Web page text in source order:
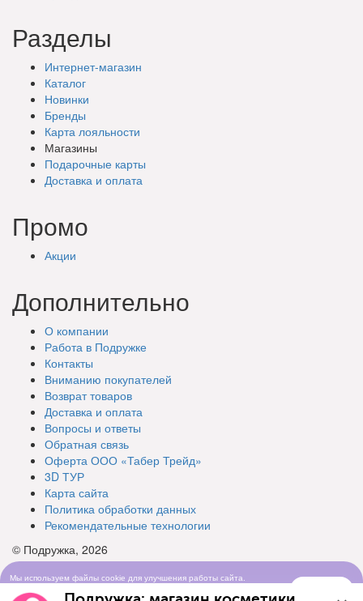
Разделы
Интернет-магазин
Каталог
Новинки
Бренды
Карта лояльности
Магазины
Подарочные карты
Доставка и оплата
Промо
Акции
Дополнительно
О компании
Работа в Подружке
Контакты
Вниманию покупателей
Возврат товаров
Доставка и оплата
Вопросы и ответы
Обратная связь
Оферта ООО «Табер Трейд»
3D ТУР
Карта сайта
Политика обработки данных
Рекомендательные технологии
© Подружка, 2026
Мы используем файлы cookie для улучшения работы сайта.